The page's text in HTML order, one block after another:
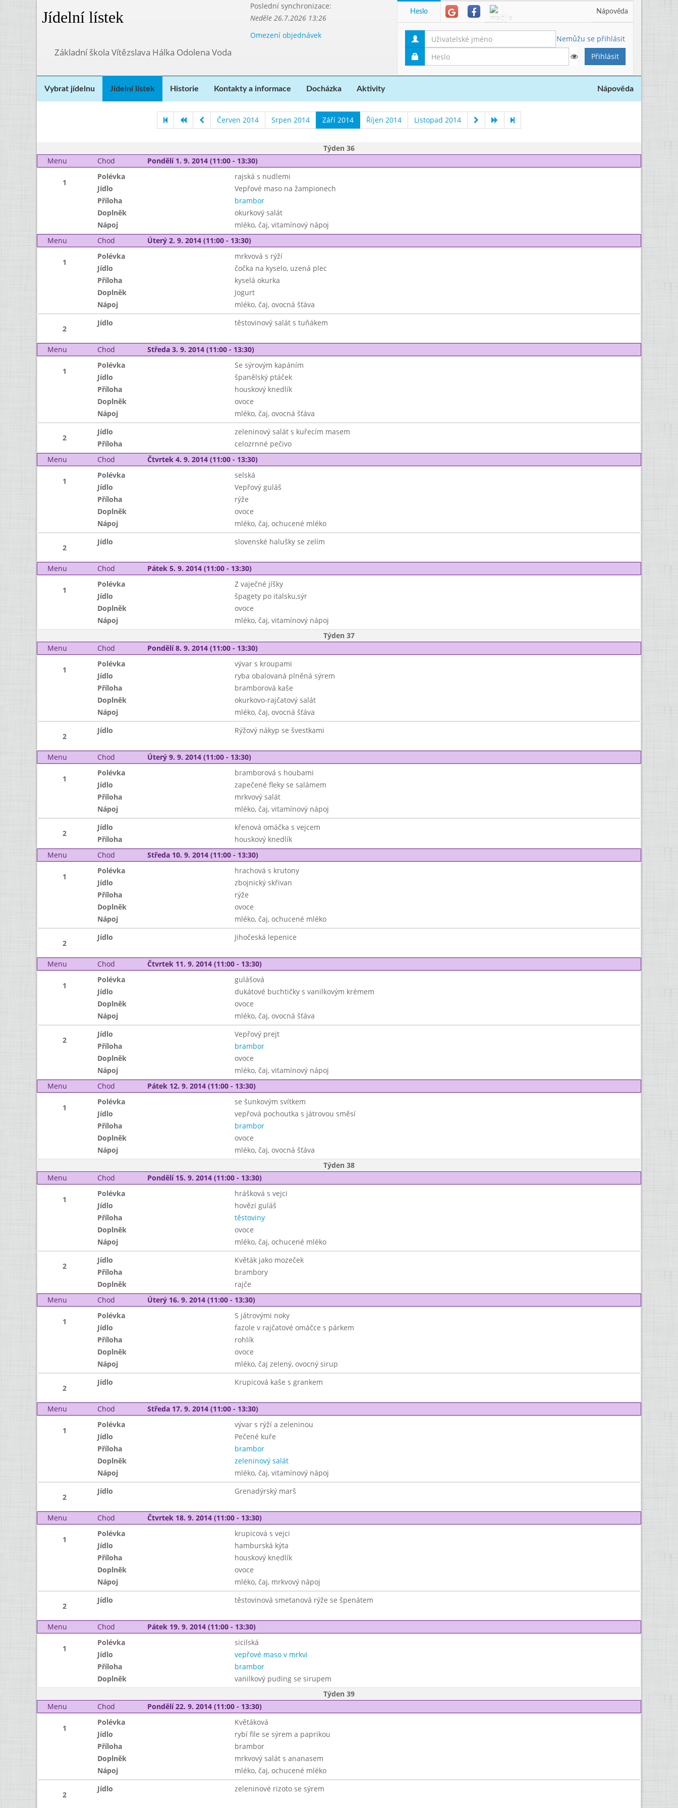
Jídelní lístek
Poslední synchronizace:
Neděle 26.7.2026 13:26
Omezení objednávek
Základní škola Vítězslava Hálka Odolena Voda
Heslo Nápověda
Nemůžu se přihlásit
Vybrat jídelnu Jídelní lístek Historie Kontakty a informace Docházka Aktivity Nápověda
Červen 2014 Srpen 2014 Září 2014 Říjen 2014 Listopad 2014
Týden 36
Menu
Chod Pondělí 1. 9. 2014 (11:00 - 13:30)
1
Polévka
rajská s nudlemi
Jídlo
Vepřové maso na žampionech
Příloha
brambor
Doplněk
okurkový salát
Nápoj
mléko, čaj, vitamínový nápoj
Menu
Chod Úterý 2. 9. 2014 (11:00 - 13:30)
1
Polévka
mrkvová s rýží
Jídlo
čočka na kyselo, uzená plec
Příloha
kyselá okurka
Doplněk
Jogurt
Nápoj
mléko, čaj, ovocná šťáva
2
Jídlo těstovinový salát s tuňákem
Menu Chod Středa 3. 9. 2014 (11:00 - 13:30)
1
Polévka
Se sýrovým kapáním
Jídlo
španělský ptáček
Příloha
houskový knedlík
Doplněk
ovoce
Nápoj
mléko, čaj, ovocná šťáva
2
Jídlo
zeleninový salát s kuřecím masem
Příloha
celozrnné pečivo
Menu
Chod Čtvrtek 4. 9. 2014 (11:00 - 13:30)
1
Polévka
selská
Jídlo
Vepřový guláš
Příloha
rýže
Doplněk
ovoce
Nápoj
mléko, čaj, ochucené mléko
2
Jídlo slovenské halušky se zelím
Menu Chod Pátek 5. 9. 2014 (11:00 - 13:30)
1
Polévka
Z vaječné jíšky
Jídlo
špagety po italsku,sýr
Doplněk
ovoce
Nápoj
mléko, čaj, vitamínový nápoj
Týden 37
Menu
Chod Pondělí 8. 9. 2014 (11:00 - 13:30)
1
Polévka
vývar s kroupami
Jídlo
ryba obalovaná plněná sýrem
Příloha
bramborová kaše
Doplněk
okurkovo-rajčatový salát
Nápoj
mléko, čaj, ovocná šťáva
2
Jídlo Rýžový nákyp se švestkami
Menu Chod Úterý 9. 9. 2014 (11:00 - 13:30)
1
Polévka
bramborová s houbami
Jídlo
zapečené fleky se salámem
Příloha
mrkvový salát
Nápoj
mléko, čaj, vitamínový nápoj
2
Jídlo
křenová omáčka s vejcem
Příloha
houskový knedlík
Menu
Chod Středa 10. 9. 2014 (11:00 - 13:30)
1
Polévka
hrachová s krutony
Jídlo
zbojnický skřivan
Příloha
rýže
Doplněk
ovoce
Nápoj
mléko, čaj, ochucené mléko
2
Jídlo Jihočeská lepenice
Menu Chod Čtvrtek 11. 9. 2014 (11:00 - 13:30)
1
Polévka
gulášová
Jídlo
dukátové buchtičky s vanilkovým krémem
Doplněk
ovoce
Nápoj
mléko, čaj, ovocná šťáva
2
Jídlo
Vepřový prejt
Příloha
brambor
Doplněk
ovoce
Nápoj
mléko, čaj, vitamínový nápoj
Menu
Chod Pátek 12. 9. 2014 (11:00 - 13:30)
1
Polévka
se šunkovým svítkem
Jídlo
vepřová pochoutka s játrovou směsí
Příloha
brambor
Doplněk
ovoce
Nápoj
mléko, čaj, ovocná šťáva
Týden 38
Menu
Chod Pondělí 15. 9. 2014 (11:00 - 13:30)
1
Polévka
hrášková s vejci
Jídlo
hovězí guláš
Příloha
těstoviny
Doplněk
ovoce
Nápoj
mléko, čaj, ochucené mléko
2
Jídlo
Květák jako mozeček
Příloha
brambory
Doplněk
rajče
Menu
Chod Úterý 16. 9. 2014 (11:00 - 13:30)
1
Polévka
S játrovými noky
Jídlo
fazole v rajčatové omáčce s párkem
Příloha
rohlík
Doplněk
ovoce
Nápoj
mléko, čaj zelený, ovocný sirup
2
Jídlo Krupicová kaše s grankem
Menu Chod Středa 17. 9. 2014 (11:00 - 13:30)
1
Polévka
vývar s rýží a zeleninou
Jídlo
Pečené kuře
Příloha
brambor
Doplněk
zeleninový salát
Nápoj
mléko, čaj, vitamínový nápoj
2
Jídlo Grenadýrský marš
Menu Chod Čtvrtek 18. 9. 2014 (11:00 - 13:30)
1
Polévka
krupicová s vejci
Jídlo
hamburská kýta
Příloha
houskový knedlík
Doplněk
ovoce
Nápoj
mléko, čaj, mrkvový nápoj
2
Jídlo těstovinová smetanová rýže se špenátem
Menu Chod Pátek 19. 9. 2014 (11:00 - 13:30)
1
Polévka
sicilská
Jídlo
vepřové maso v mrkvi
Příloha
brambor
Doplněk
vanilkový puding se sirupem
Týden 39
Menu
Chod Pondělí 22. 9. 2014 (11:00 - 13:30)
1
Polévka
Květáková
Jídlo
rybí file se sýrem a paprikou
Příloha
brambor
Doplněk
mrkvový salát s ananasem
Nápoj
mléko, čaj, ochucené mléko
2
Jídlo zeleninové rizoto se sýrem